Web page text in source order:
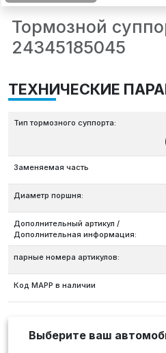
Тормозной
24345185045
ТЕХНИЧЕСКИЕ
Тип тормозного суппорта:
Заменяемая часть
Диаметр поршня:
Дополнительный артикул /
Дополнительная информация:
парные номера артикулов:
Код MAPP в наличии
Выберите ваш